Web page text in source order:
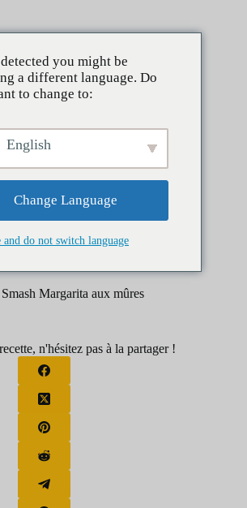
Margarita aux mûres
n'hésitez pas à la partager !
you might be
a different language. Do
to change to:
English
Change Language
and do not switch language